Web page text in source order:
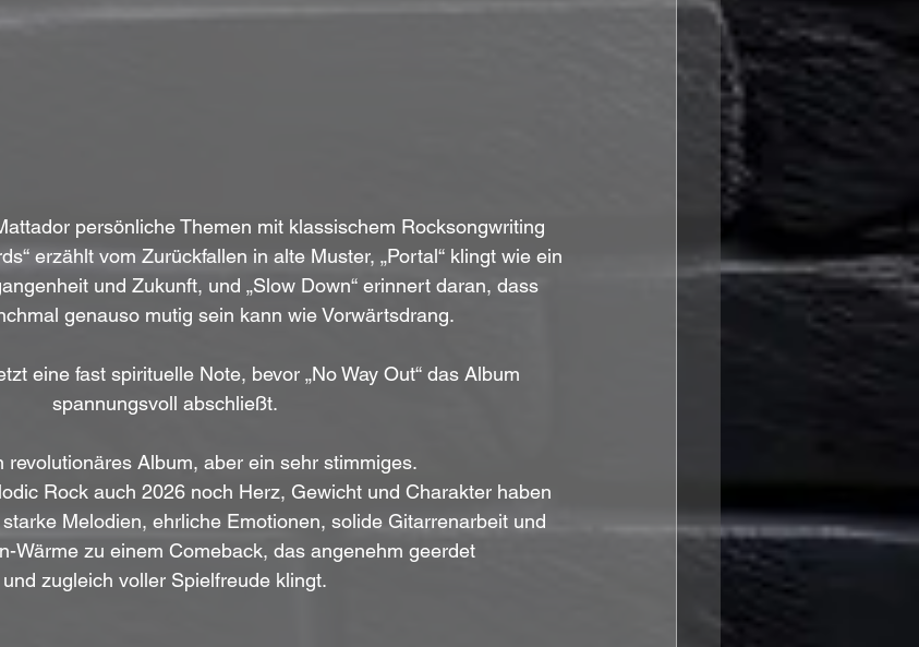
persönliche Themen mit klassischem Rocksongwriting
erzählt vom Zurückfallen in alte Muster, „Portal“ klingt wie ein
und Zukunft, und „Slow Down“ erinnert daran, dass
genauso mutig sein kann wie Vorwärtsdrang.
eine fast spirituelle Note, bevor „No Way Out“ das Album
spannungsvoll abschließt.
revolutionäres Album, aber ein sehr stimmiges.
Rock auch 2026 noch Herz, Gewicht und Charakter haben
Melodien, ehrliche Emotionen, solide Gitarrenarbeit und
Wärme zu einem Comeback, das angenehm geerdet
und zugleich voller Spielfreude klingt.